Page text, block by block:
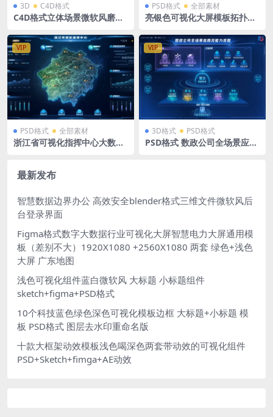
3D C4D格式
C4D格式立体场景微软风磨玻
PSD格式 全部素材
亮银色可视化大屏模板拓扑立
1920X1080 PSD格式
VIP
PSD格式 全部素材
浙江省可视化指挥中心大数据
VIP
3D格式 PSD格式
PSD格式 数政公司全场景应用
最新发布
智慧数据边界办公 高效安全blender格式三维文件微软风后
台登录界面
Figma格式数字大数据行业可视化大屏智慧电力大屏通用模
板（差别不大）1920X1080 +2560X1080 两套 绿色+浅色
大屏 广东地图
浅色可视化组件蓝白微软风 大标题 小标题组件
sketch+figma+PSD格式
10个科技蓝色绿色深色可视化模板边框 大标题+小标题 模
板 PSD格式 图层去水印重命名版
十款大框架动效模板浅色喝深色两套带动效的可视化组件
PSD+Sketch+fimga+AE动效